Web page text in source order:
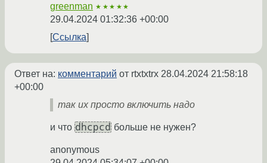
greenman ★★★★★
29.04.2024 01:32:36 +00:00
Ссылка
Ответ на: комментарий от rtxtxtrx 28.04.2024 21:58:18
+00:00
так их просто включить надо
и что dhcpcd больше не нужен?
anonymous